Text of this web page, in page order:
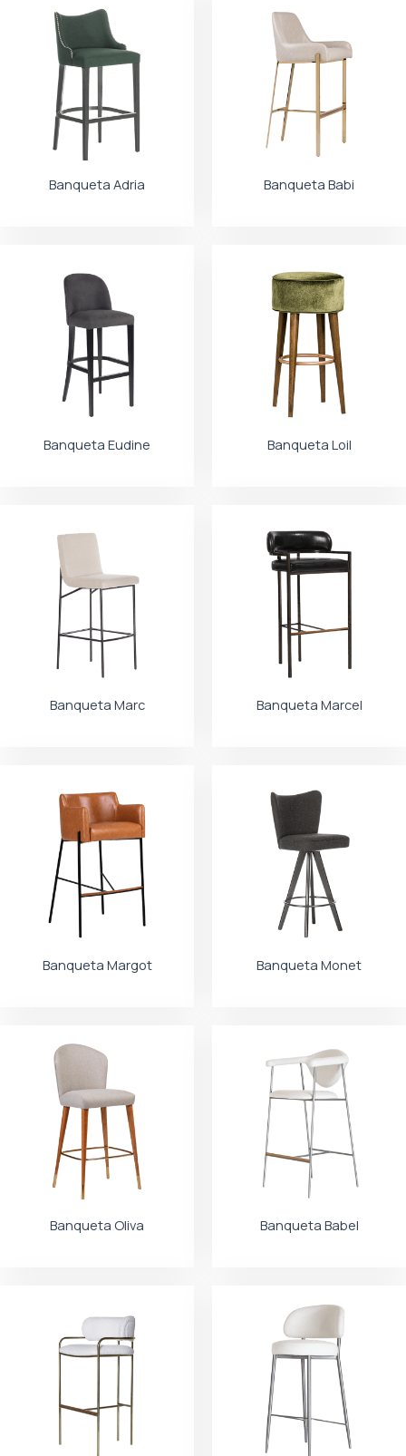
Banqueta Adria Banqueta Babi
Banqueta Eudine Banqueta Loil
Banqueta Marc Banqueta Marcel
Banqueta Margot Banqueta Monet
Banqueta Oliva Banqueta Babel